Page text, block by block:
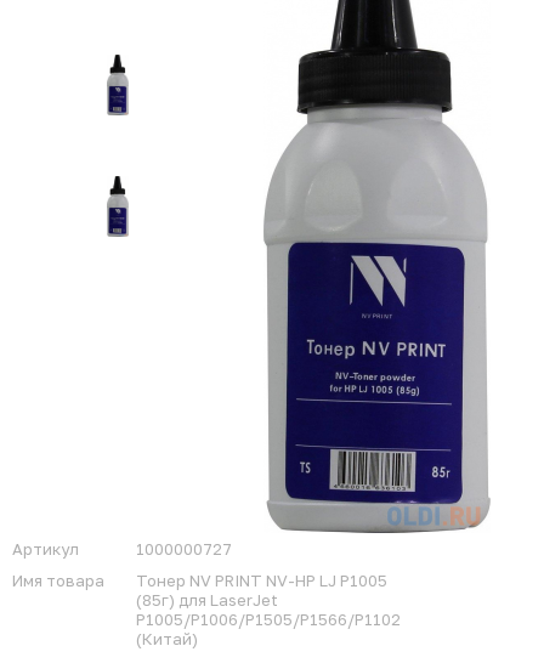
Артикул
1000000727
Имя товара
Тонер NV PRINT NV-HP LJ P1005
(85г) для LaserJet
P1005/P1006/P1505/P1566/P1102
(Китай)